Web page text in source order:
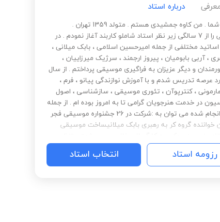
درباره استاد
درود بر شما . من کاوه جمشیدی هستم . متولد 1359 تهران .
موسیقی را از 7 سالگی زیر نظر استاد شاملو کاربند آغاز نمودم . در
اساتید مختلفی از جمله امیرحسین اسلامی ، بابک میلانی ،
، آربی بابومیان ، پیروز ارجمند ، سرژیک میرزاییان ،
و دیگر عزیزان به فراگیری موسیقی پرداختم . از سال
وارد عرصه تدریس شدم و با آموزش نوازندگی پیانو ، فرم ،
، کنترپوآن ، تئوری موسیقی ، سازشناسی ، اصول
در خدمت هنرجویان گرامی تا به امروز بوده ام . از جمله
کارهای انجام شده می توان به :شرکت در 26 جشنواره موسیقی فجر
خواننده گروه کر به رهبری بابک میلانیساخت موسیقی
چندین قطعه موسیقی برای ارکستر باژ به رهبری حمید
انتشار تک قطعه موسیقی بدون کلام در ژانر موسیقی
نام برد از جمله ویژگی های من تلاش در به روز نگه
رزومه استاد انتخاب استاد